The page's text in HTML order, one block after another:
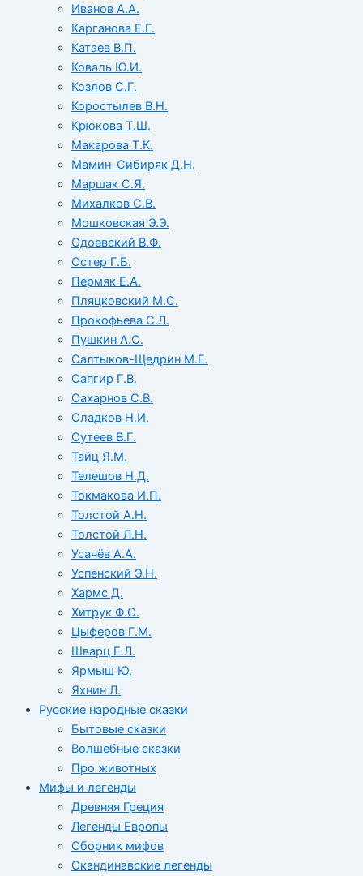
Иванов А.А.
Карганова Е.Г.
Катаев В.П.
Коваль Ю.И.
Козлов С.Г.
Коростылев В.Н.
Крюкова Т.Ш.
Макарова Т.К.
Мамин-Сибиряк Д.Н.
Маршак С.Я.
Михалков С.В.
Мошковская Э.Э.
Одоевский В.Ф.
Остер Г.Б.
Пермяк Е.А.
Пляцковский М.С.
Прокофьева С.Л.
Пушкин А.С.
Салтыков-Щедрин М.Е.
Сапгир Г.В.
Сахарнов С.В.
Сладков Н.И.
Сутеев В.Г.
Тайц Я.М.
Телешов Н.Д.
Токмакова И.П.
Толстой А.Н.
Толстой Л.Н.
Усачёв А.А.
Успенский Э.Н.
Хармс Д.
Хитрук Ф.С.
Цыферов Г.М.
Шварц Е.Л.
Ярмыш Ю.
Яхнин Л.
Русские народные сказки
Бытовые сказки
Волшебные сказки
Про животных
Мифы и легенды
Древняя Греция
Легенды Европы
Сборник мифов
Скандинавские легенды